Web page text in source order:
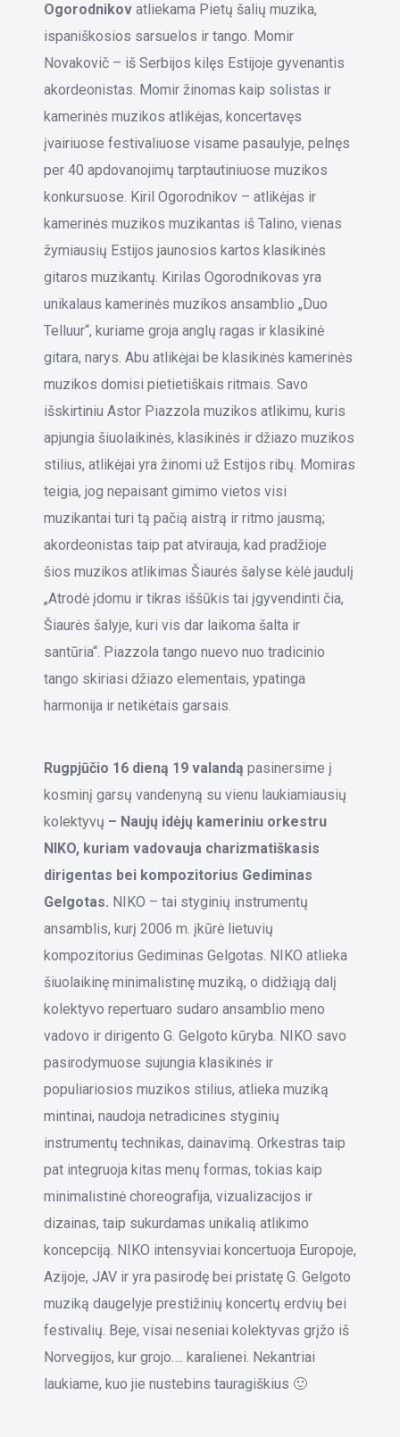
Ogorodnikovatliekama Pietų šalių muzika,
ispaniškosios sarsuelos ir tango. Momir
Novakovič – iš Serbijos kilęs Estijoje gyvenantis
akordeonistas. Momir žinomas kaip solistas ir
kamerinės muzikos atlikėjas, koncertavęs
įvairiuose festivaliuose visame pasaulyje, pelnęs
per 40 apdovanojimų tarptautiniuose muzikos
konkursuose. Kiril Ogorodnikov – atlikėjas ir
kamerinės muzikos muzikantas iš Talino, vienas
žymiausių Estijos jaunosios kartos klasikinės
gitaros muzikantų. Kirilas Ogorodnikovas yra
unikalaus kamerinės muzikos ansamblio „Duo
Telluur“, kuriame groja anglų ragas ir klasikinė
gitara, narys. Abu atlikėjai be klasikinės kamerinės
muzikos domisi pietietiškais ritmais. Savo
išskirtiniu Astor Piazzola muzikos atlikimu, kuris
apjungia šiuolaikinės, klasikinės ir džiazo muzikos
stilius, atlikėjai yra žinomi už Estijos ribų. Momiras
teigia, jog nepaisant gimimo vietos visi
muzikantai turi tą pačią aistrą ir ritmo jausmą;
akordeonistas taip pat atvirauja, kad pradžioje
šios muzikos atlikimas Šiaurės šalyse kėlė jaudulį
„Atrodė įdomu ir tikras iššūkis tai įgyvendinti čia,
Šiaurės šalyje, kuri vis dar laikoma šalta ir
santūria“. Piazzola tango nuevo nuo tradicinio
tango skiriasi džiazo elementais, ypatinga
harmonija ir netikėtais garsais.
Rugpjūčio 16 dieną 19 valandą pasinersime į
kosminį garsų vandenyną su vienu laukiamiausių
kolektyvų – Naujų idėjų kameriniu orkestru
NIKO, kuriam vadovauja charizmatiškasis
dirigentas bei kompozitorius Gediminas
Gelgotas. NIKO – tai styginių instrumentų
ansamblis, kurį 2006 m. įkūrė lietuvių
kompozitorius Gediminas Gelgotas. NIKO atlieka
šiuolaikinę minimalistinę muziką, o didžiąją dalį
kolektyvo repertuaro sudaro ansamblio meno
vadovo ir dirigento G. Gelgoto kūryba. NIKO savo
pasirodymuose sujungia klasikinės ir
populiariosios muzikos stilius, atlieka muziką
mintinai, naudoja netradicines styginių
instrumentų technikas, dainavimą. Orkestras taip
pat integruoja kitas menų formas, tokias kaip
minimalistinė choreografija, vizualizacijos ir
dizainas, taip sukurdamas unikalią atlikimo
koncepciją. NIKO intensyviai koncertuoja Europoje,
Azijoje, JAV ir yra pasirodę bei pristatę G. Gelgoto
muziką daugelyje prestižinių koncertų erdvių bei
festivalių. Beje, visai neseniai kolektyvas grįžo iš
Norvegijos, kur grojo…. karalienei. Nekantriai
laukiame, kuo jie nustebins tauragiškius 🙂